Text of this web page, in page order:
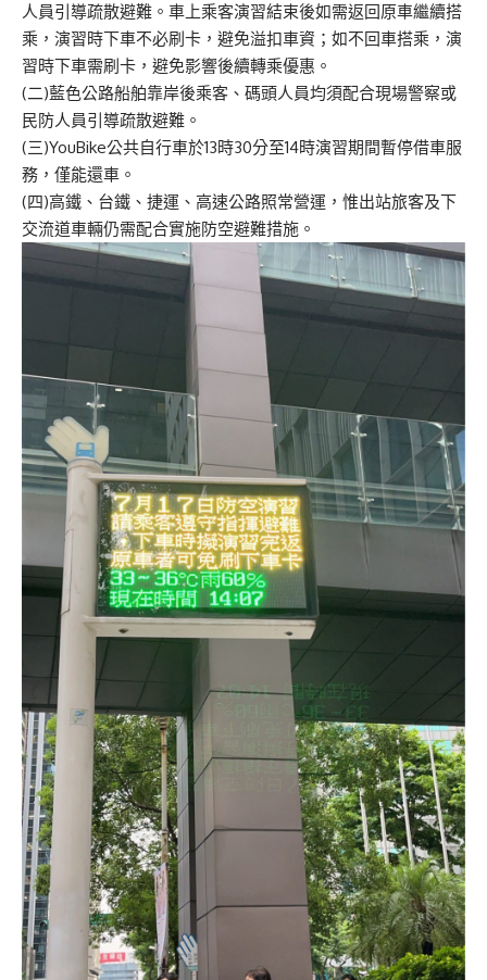
人員引導疏散避難。車上乘客演習結束後如需返回原車繼續搭
乘，演習時下車不必刷卡，避免溢扣車資；如不回車搭乘，演
習時下車需刷卡，避免影響後續轉乘優惠。
(二)藍色公路船舶靠岸後乘客、碼頭人員均須配合現場警察或
民防人員引導疏散避難。
(三)YouBike公共自行車於13時30分至14時演習期間暫停借車服
務，僅能還車。
(四)高鐵、台鐵、捷運、高速公路照常營運，惟出站旅客及下
交流道車輛仍需配合實施防空避難措施。